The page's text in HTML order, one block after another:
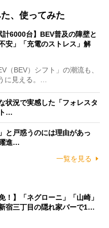
、使ってみた
計6000台】BEV普及の障壁と
安」「充電のストレス」解
BEV）シフト」の潮流も、
に見える。…
状況で実感した「フォレスタ
…
と戸惑うのには理由があっ
進…
一覧を見る
！】「ネグローニ」「山崎」
宿三丁目の隠れ家バーで1…